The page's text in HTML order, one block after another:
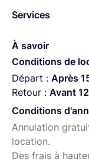
Services
À savoir
Conditions de
Départ : Après
Retour : Avant
Conditions
Annulation
location.
Des frais à